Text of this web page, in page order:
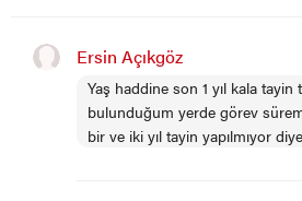
Ersin Açıkgöz
Yaş haddine son 1 yıl kala
bulunduğum yerde görev
bir ve iki yıl tayin yapılmıyor